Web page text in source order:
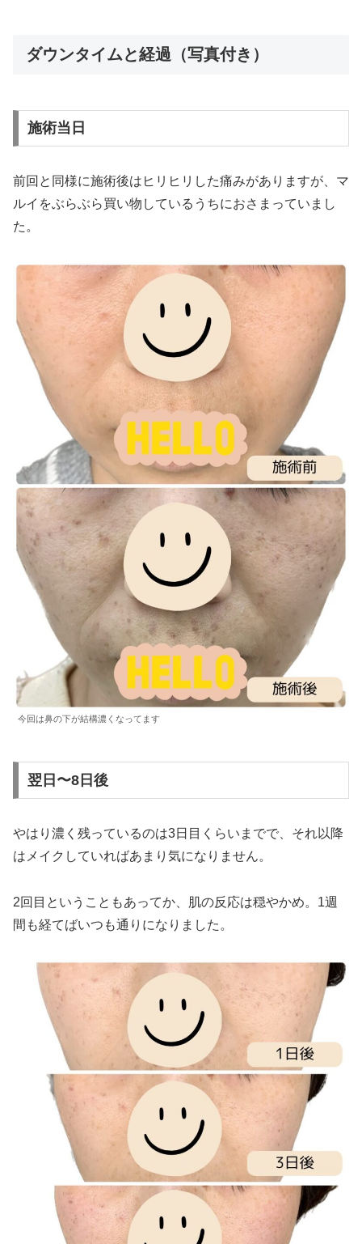
ダウンタイムと経過（写真付き）
施術当日
前回と同様に施術後はヒリヒリした痛みがありますが、マ
ルイをぶらぶら買い物しているうちにおさまっていまし
た。
今回は鼻の下が結構濃くなってます
翌日〜8日後
やはり濃く残っているのは3日目くらいまでで、それ以降
はメイクしていればあまり気になりません。
2回目ということもあってか、肌の反応は穏やかめ。1週
間も経てばいつも通りになりました。